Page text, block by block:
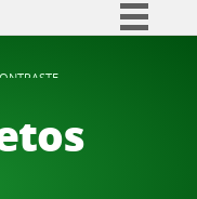
Participe
à informação